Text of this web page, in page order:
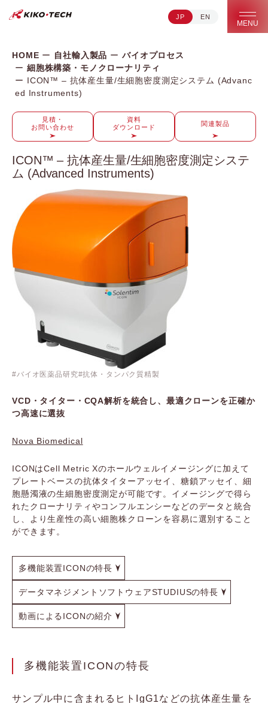
キコーテック株式会社 | ライフサイエンス研究への貢献
JP EN
MENU
HOME 自社輸入製品
バイオプロセス
細胞株構築・モノクローナリティ
ICON™ – 抗体産生量/生細胞密度測定システム (Advanc
ed Instruments)
見積・
お問い合わせ
資料
ダウンロード
関連製品
ICON™ – 抗体産生量/生細胞密度測定システ
ム (Advanced Instruments)
バイオ医薬品研究 抗体・タンパク質精製
VCD・タイター・CQA解析を統合し、最適クローンを正確か
つ高速に選抜
Nova Biomedical
ICONはCell Metric Xのホールウェルイメージングに加えて
プレートベースの抗体タイターアッセイ、糖鎖アッセイ、細
胞懸濁液の生細胞密度測定が可能です。イメージングで得ら
れたクローナリティやコンフルエンシーなどのデータと統合
し、より生産性の高い細胞株クローンを容易に選別すること
ができます。
多機能装置ICONの特長
データマネジメントソフトウェアSTUDIUSの特長
動画によるICONの紹介
多機能装置ICONの特長
サンプル中に含まれるヒトIgG1などの抗体産生量を